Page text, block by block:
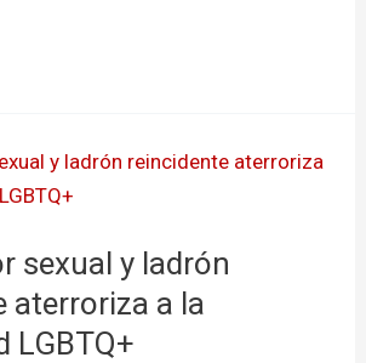
sexual y ladrón
aterroriza a la
LGBTQ+